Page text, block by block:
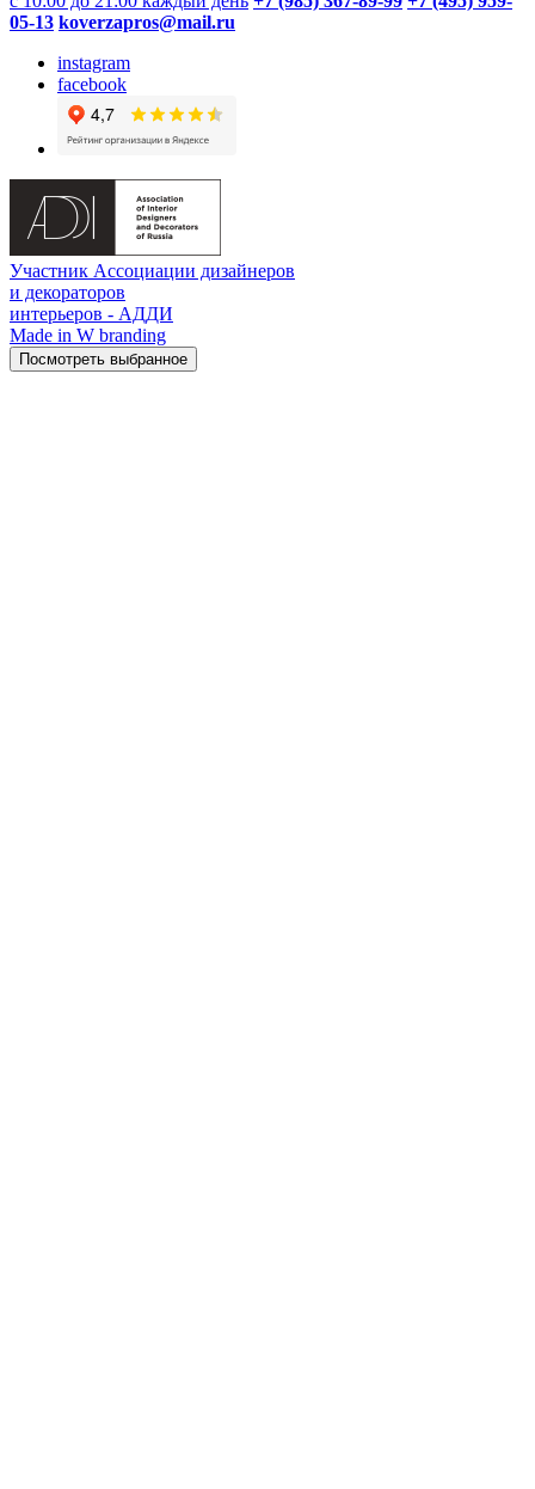
05-13 koverzapros@mail.ru
instagram
facebook
Участник Ассоциации дизайнеров
и декораторов
интерьеров - АДДИ
Made in W branding
Посмотреть выбранное